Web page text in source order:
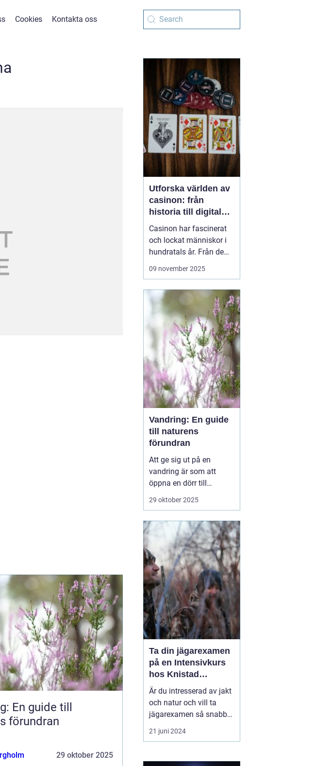
Cookies Kontakta oss
En guide till
förundran
29 oktober 2025
Utforska världen av
casinon: från
historia till digital
revolution
Casinon har fascinerat
och lockat människor i
hundratals år. Från de
ursprungliga spelhusen i
avancerade digitala
plattformar
casinovärlden har
genomgått en enorm
utveckling. Men va...
09 november 2025
Vandring: En guide
till naturens
förundran
Att ge sig ut på en
vandring är som att
öppna en dörr till
naturens hemligheter.
aktivitet med mentalt
välbefinnande, och
hjälper deltagarna att
återknyta bandet med ...
29 oktober 2025
Ta din jägarexamen
på en Intensivkurs
hos Knistad
Herrgård
Är du intresserad av jakt
och natur och vill ta
jägarexamen så snabbt
och kvalitativt som
möjligt? Årligen väljer
att delta i Knistad
21 juni 2024